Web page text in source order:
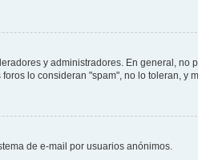
y administradores. En general, no
lo consideran "spam", no lo toleran, y
de e-mail por usuarios anónimos.